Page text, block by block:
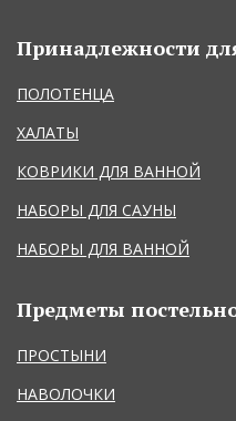
Принадлежности
ПОЛОТЕНЦА
ХАЛАТЫ
КОВРИКИ ДЛЯ ВАННОЙ
НАБОРЫ ДЛЯ САУНЫ
НАБОРЫ ДЛЯ ВАННОЙ
Предметы
ПРОСТЫНИ
НАВОЛОЧКИ